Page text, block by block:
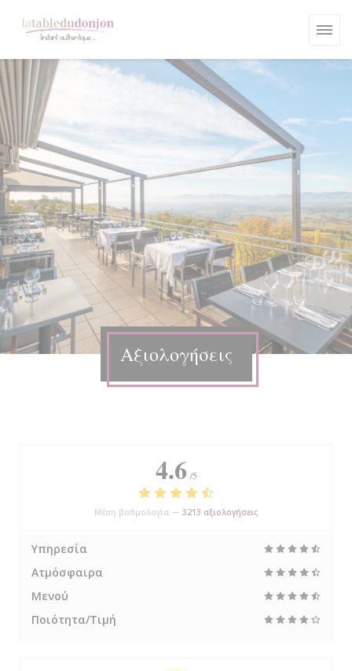
Αξιολογήσεις
4.6 /5
Μέση βαθμολογία — 3213 αξιολογήσεις
Υπηρεσία
Ατμόσφαιρα
Μενού
Ποιότητα/Τιμή